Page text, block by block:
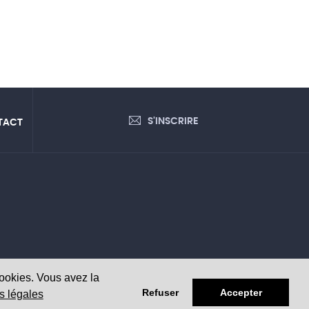
Vous avez la
légales Refuser Accepter
S'INSCRIRE